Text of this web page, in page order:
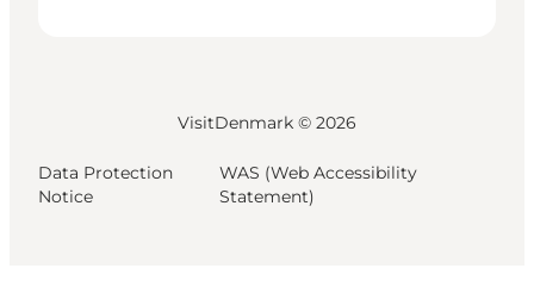
VisitDenmark © 2026
Data Protection
Notice
WAS (Web Accessibility
Statement)